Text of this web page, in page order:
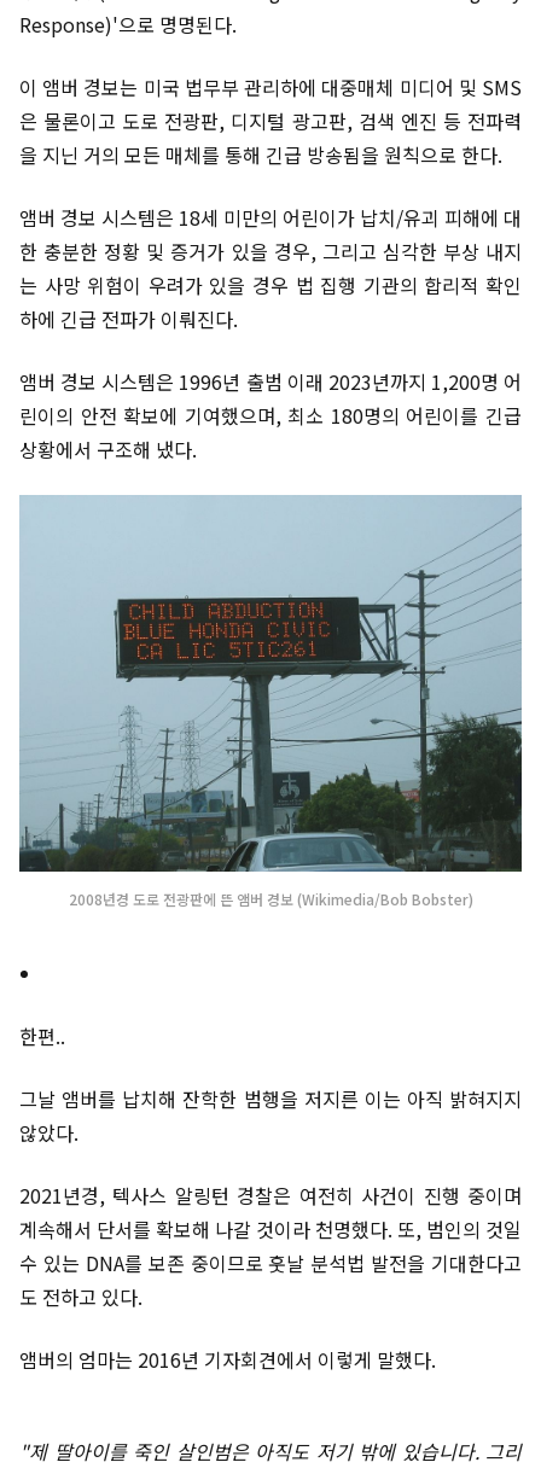
Response)'으로 명명된다.
이 앰버 경보는 미국 법무부 관리하에 대중매체 미디어 및 SMS
은 물론이고 도로 전광판, 디지털 광고판, 검색 엔진 등 전파력
을 지닌 거의 모든 매체를 통해 긴급 방송됨을 원칙으로 한다.
앰버 경보 시스템은 18세 미만의 어린이가 납치/유괴 피해에 대
한 충분한 정황 및 증거가 있을 경우, 그리고 심각한 부상 내지
는 사망 위험이 우려가 있을 경우 법 집행 기관의 합리적 확인
하에 긴급 전파가 이뤄진다.
앰버 경보 시스템은 1996년 출범 이래 2023년까지 1,200명 어
린이의 안전 확보에 기여했으며, 최소 180명의 어린이를 긴급
상황에서 구조해 냈다.
2008년경 도로 전광판에 뜬 앰버 경보 (Wikimedia/Bob Bobster)
한편..
그날 앰버를 납치해 잔학한 범행을 저지른 이는 아직 밝혀지지
않았다.
2021년경, 텍사스 알링턴 경찰은 여전히 사건이 진행 중이며
계속해서 단서를 확보해 나갈 것이라 천명했다. 또, 범인의 것일
수 있는 DNA를 보존 중이므로 훗날 분석법 발전을 기대한다고
도 전하고 있다.
앰버의 엄마는 2016년 기자회견에서 이렇게 말했다.
"제 딸아이를 죽인 살인범은 아직도 저기 밖에 있습니다. 그리